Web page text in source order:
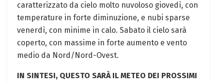
caratterizzato da cielo molto nuvoloso giovedì, con
temperature in forte diminuzione, e nubi sparse
venerdì, con minime in calo. Sabato il cielo sarà
coperto, con massime in forte aumento e vento
medio da Nord/Nord-Ovest.
IN SINTESI, QUESTO SARÀ IL METEO DEI PROSSIMI